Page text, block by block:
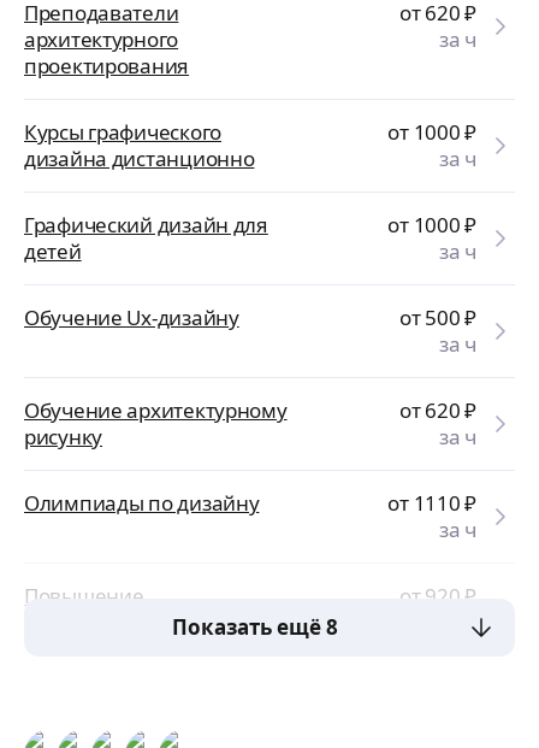
Преподаватели
архитектурного
проектирования
от 620₽
за ч
Курсы графического
дизайна дистанционно
от 1000₽
за ч
Графический дизайн для
детей
от 1000₽
за ч
Обучение Ux-дизайну от 500₽
за ч
Обучение архитектурному
рисунку
от 620₽
за ч
Олимпиады по дизайну от 1110₽
за ч
Повышение
квалификации по дизайну
от 920₽
за ч
Показать ещё 8